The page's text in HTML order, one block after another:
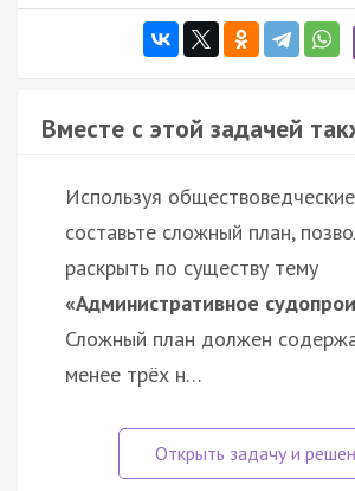
Вместе с этой задачей
Используя
составьте сложный план,
раскрыть по существу тему
«Административное
Сложный план должен
менее трёх н…